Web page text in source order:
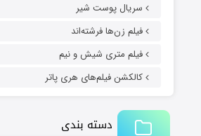
سریال پوست شیر
فیلم زن‌ها فرشته‌اند
فیلم متری شیش و نیم
کالکشن فیلم‌های هری پاتر
دسته بندی